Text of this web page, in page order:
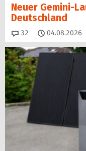
Neuer Gemini-
Deutschland
32 Kommentare
04.08.2026